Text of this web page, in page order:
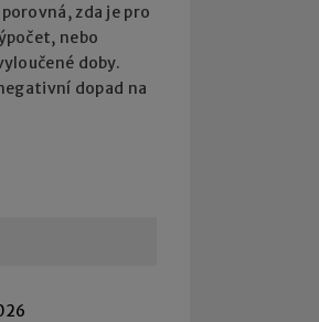
zda je pro
nebo
doby.
dopad na